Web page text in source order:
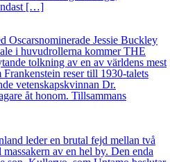
[…]
Oscarsnominerade Jessie Buckley
i huvudrollerna kommer THE
tolkning av en av världens mest
Frankenstein reser till 1930-talets
vetenskapskvinnan Dr.
åt honom. Tillsammans
leder en brutal fejd mellan två
av en hel by. Den enda